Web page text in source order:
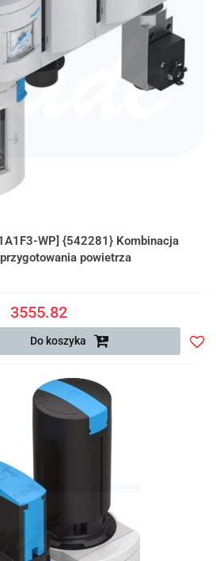
WP] {542281} Kombinacja
powietrza
3555.82
Do koszyka